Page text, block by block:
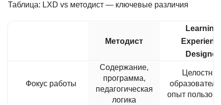
Таблица: LXD vs методист — ключевые различия
Методист
Learning
Designer
Фокус работы
Содержание,
программа,
педагогическая
логика
опыт